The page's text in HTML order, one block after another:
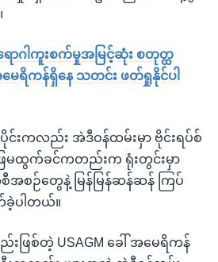
ရောဂါကူးစက်မှုအမြင့်ဆုံး စတုတ္ထ
ေရိကန်ရှိနေ သတင်း ဖတ်ရှုနိုင်ပါ
းကလည်း အဲဒီဝန်ထမ်းမှာ ဗိုင်းရပ်စ်
ေမထွက်ခင်ကတည်းက ရုံးတွင်းမှာ
စဉ်တွေနဲ့ မြန်မြန်ဆန်ဆန် ကြပ်
ခဲ့ပါတယ်။
ြစ်တဲ့ USAGM ခေါ် အမေရိကန်